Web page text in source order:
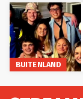
BUITENLAND